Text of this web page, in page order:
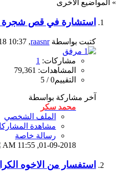
» المواضيع الأخرى
استشارة في قص شجرة
كتبت بواسطةraasnr
‏, 20-08-2018 10:37 PM
مشاركات: 1
المشاهدات: 79,361
التقييم0 / 5
آخر مشاركة بواسطة
محمد سكر
الملف الشخصي
مشاهدة
رسالة خاصة
01-09-2018,
11:55 AM
استفسار من الاخوه